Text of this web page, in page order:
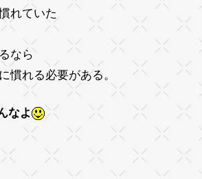
れていた
なら
れる必要がある。
なよ